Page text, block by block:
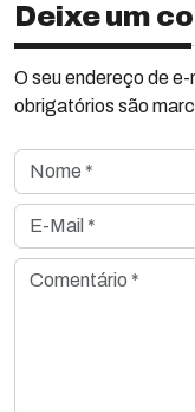
Deixe um
O seu endereço de
obrigatórios são
Nome *
E-Mail *
Comentário *